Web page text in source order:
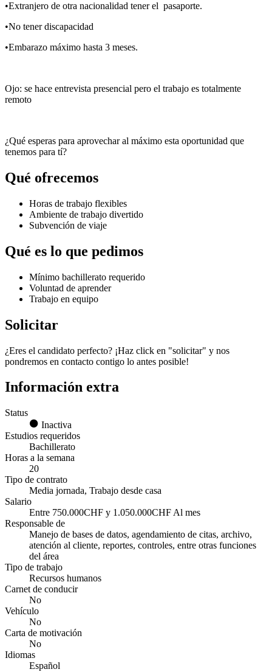
•Extranjero de otra nacionalidad tener el pasaporte.
•No tener discapacidad
•Embarazo máximo hasta 3 meses.
Ojo: se hace entrevista presencial pero el trabajo es totalmente
remoto
¿Qué esperas para aprovechar al máximo esta oportunidad que
tenemos para tí?
Qué ofrecemos
Horas de trabajo flexibles
Ambiente de trabajo divertido
Subvención de viaje
Qué es lo que pedimos
Mínimo bachillerato requerido
Voluntad de aprender
Trabajo en equipo
Solicitar
¿Eres el candidato perfecto? ¡Haz click en "solicitar" y nos
pondremos en contacto contigo lo antes posible!
Información extra
Status
Inactiva
Estudios requeridos
Bachillerato
Horas a la semana
20
Tipo de contrato
Media jornada, Trabajo desde casa
Salario
Entre 750.000CHF y 1.050.000CHF Al mes
Responsable de
Manejo de bases de datos, agendamiento de citas, archivo,
atención al cliente, reportes, controles, entre otras funciones
del área
Tipo de trabajo
Recursos humanos
Carnet de conducir
No
Vehículo
No
Carta de motivación
No
Idiomas
Español